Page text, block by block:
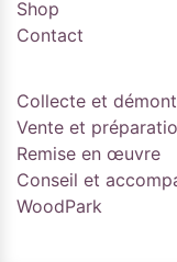
Shop
Contact
Collecte et
Vente et
Remise en œuvre
Conseil et
WoodPark